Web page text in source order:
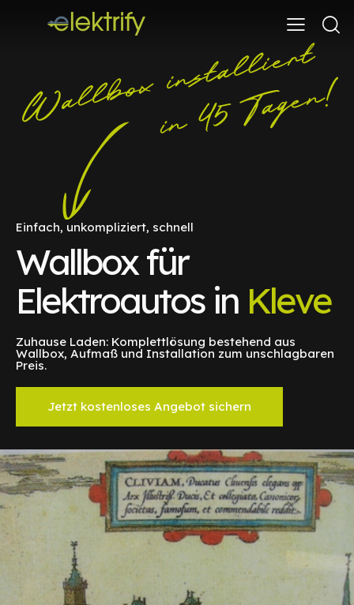
Einfach, unkompliziert, schnell
Wallbox für
Elektroautos in Kleve
Zuhause Laden: Komplettlösung bestehend aus
Wallbox, Aufmaß und Installation zum unschlagbaren
Preis.
Jetzt kostenloses Angebot sichern